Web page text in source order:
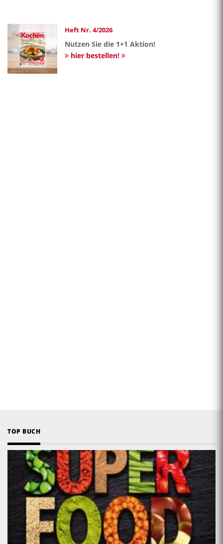
Heft Nr. 4/2026
Nutzen Sie die 1+1 Aktion!
hier bestellen!
TOP BUCH